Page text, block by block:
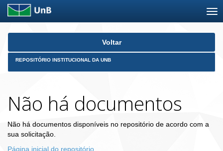
Skip
Voltar
REPOSITÓRIO INSTITUCIONAL DA UNB
Não há documentos
Não há documentos disponíveis no repositório de acordo com a
sua solicitação.
Página inicial do repositório